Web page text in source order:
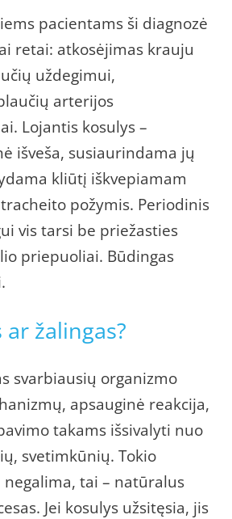
pacientams ši diagnozė
retai: atkosėjimas krauju
uždegimui,
arterijos
Lojantis kosulys –
išveša, susiaurindama jų
kliūtį iškvepiamam
požymis. Periodinis
vis tarsi be priežasties
priepuoliai. Būdingas
žalingas?
svarbiausių organizmo
apsauginė reakcija,
takams išsivalyti nuo
svetimkūnių. Tokio
tai – natūralus
Jei kosulys užsitęsia, jis